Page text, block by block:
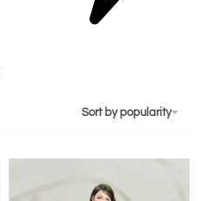
Sort by popularity